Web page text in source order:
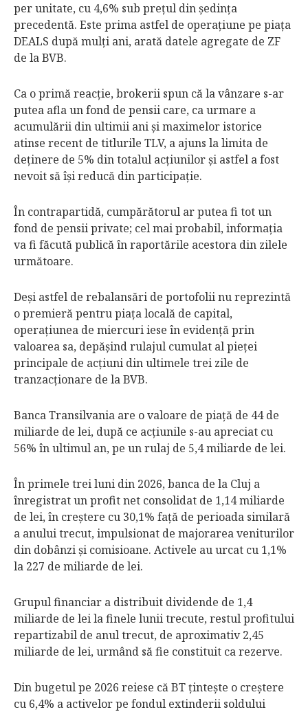
per unitate, cu 4,6% sub preţul din şedinţa
precedentă. Este prima astfel de operaţiune pe piaţa
DEALS după mulţi ani, arată datele agregate de ZF
de la BVB.
Ca o primă reacţie, brokerii spun că la vânzare s-ar
putea afla un fond de pensii care, ca urmare a
acumulării din ultimii ani şi maximelor istorice
atinse recent de titlurile TLV, a ajuns la limita de
deţinere de 5% din totalul acţiunilor şi astfel a fost
nevoit să îşi reducă din participaţie.
În contrapartidă, cumpărătorul ar putea fi tot un
fond de pensii private; cel mai probabil, informaţia
va fi făcută publică în raportările acestora din zilele
următoare.
Deşi astfel de rebalansări de portofolii nu reprezintă
o premieră pentru piaţa locală de capital,
operaţiunea de miercuri iese în evidenţă prin
valoarea sa, depăşind rulajul cumulat al pieţei
principale de acţiuni din ultimele trei zile de
tranzacţionare de la BVB.
Banca Transilvania are o valoare de piaţă de 44 de
miliarde de lei, după ce acţiunile s-au apreciat cu
56% în ultimul an, pe un rulaj de 5,4 miliarde de lei.
În primele trei luni din 2026, banca de la Cluj a
înregistrat un profit net consolidat de 1,14 miliarde
de lei, în creştere cu 30,1% faţă de perioada similară
a anului trecut, impulsionat de majorarea veniturilor
din dobânzi şi comisioane. Activele au urcat cu 1,1%
la 227 de miliarde de lei.
Grupul financiar a distribuit dividende de 1,4
miliarde de lei la finele lunii trecute, restul profitului
repartizabil de anul trecut, de aproximativ 2,45
miliarde de lei, urmând să fie constituit ca rezerve.
Din bugetul pe 2026 reiese că BT ţinteşte o creştere
cu 6,4% a activelor pe fondul extinderii soldului